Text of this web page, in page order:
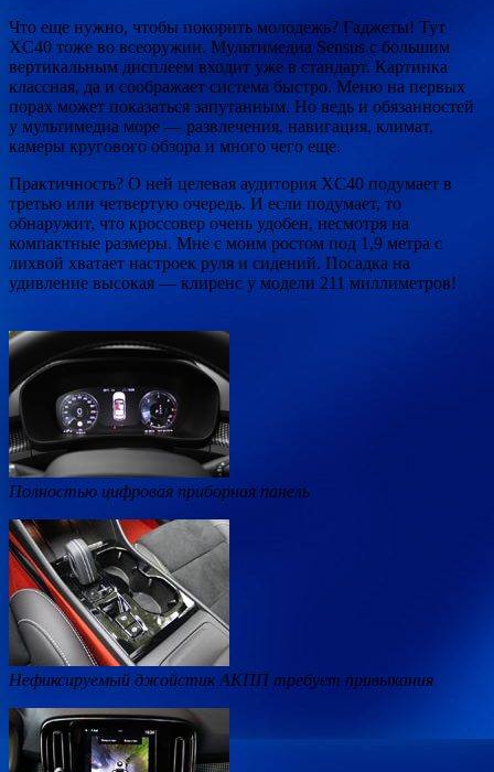
Что еще нужно, чтобы покорить молодежь? Гаджеты! Тут
XC40 тоже во всеоружии. Мультимедиа Sensus с большим
вертикальным дисплеем входит уже в стандарт. Картинка
классная, да и соображает система быстро. Меню на первых
порах может показаться запутанным. Но ведь и обязанностей
у мультимедиа море — развлечения, навигация, климат,
камеры кругового обзора и много чего еще.
Практичность? О ней целевая аудитория XC40 подумает в
третью или четвертую очередь. И если подумает, то
обнаружит, что кроссовер очень удобен, несмотря на
компактные размеры. Мне с моим ростом под 1,9 метра с
лихвой хватает настроек руля и сидений. Посадка на
удивление высокая — клиренс у модели 211 миллиметров!
Полностью цифровая приборная панель
Нефиксируемый джойстик АКПП требует привыкания